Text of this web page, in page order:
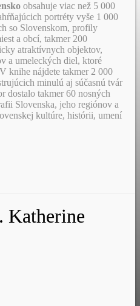
obsahuje viac než 5 000
portréty vyše 1 000
so Slovenskom, profily
a obcí, takmer 200
atraktívnych objektov,
a umeleckých diel, ktoré
knihe nájdete takmer 2 000
minulú aj súčasnú tvár
dostalo takmer 60 nosných
Slovenska, jeho regiónov a
kultúre, histórii, umení
Katherine